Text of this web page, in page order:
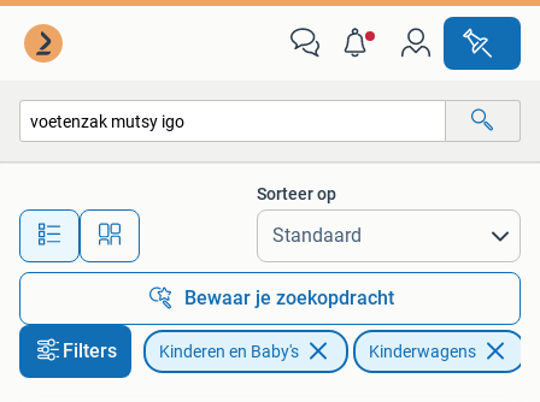
Alle afstanden…
Sorteer op
Bewaar je zoekopdracht
Filters Kinderen en Baby's Kinderwagens